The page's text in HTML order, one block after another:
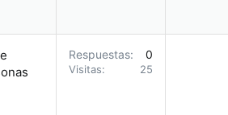
Respuestas 0
Visitas 25